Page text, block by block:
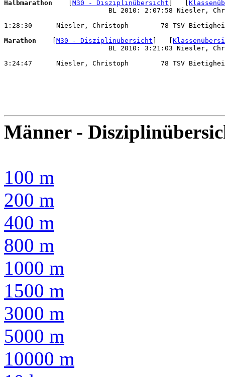
Halbmarathon
M30 - Disziplinübersicht
BL 2010: 2:07:58 Niesler,
1:28:30      Niesler, Christoph        78 TSV
Marathon
M30 - Disziplinübersicht
BL 2010: 3:21:03 Niesler,
3:24:47      Niesler, Christoph        78 TSV
Männer -
100 m
200 m
400 m
800 m
1000 m
1500 m
3000 m
5000 m
10000 m